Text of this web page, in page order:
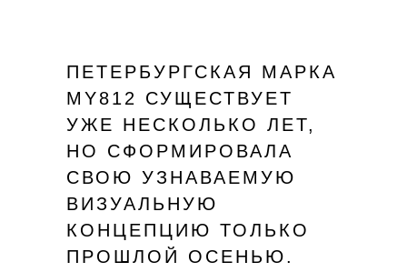
ПЕТЕРБУРГСКАЯ МАРКА
MY812 СУЩЕСТВУЕТ
УЖЕ НЕСКОЛЬКО ЛЕТ,
НО СФОРМИРОВАЛА
СВОЮ УЗНАВАЕМУЮ
ВИЗУАЛЬНУЮ
КОНЦЕПЦИЮ ТОЛЬКО
ПРОШЛОЙ ОСЕНЬЮ.